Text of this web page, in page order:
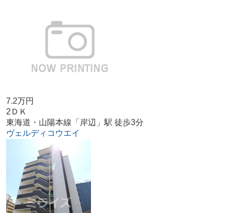
7.2万円
2ＤＫ
東海道・山陽本線「岸辺」駅 徒歩3分
ヴェルディコウエイ